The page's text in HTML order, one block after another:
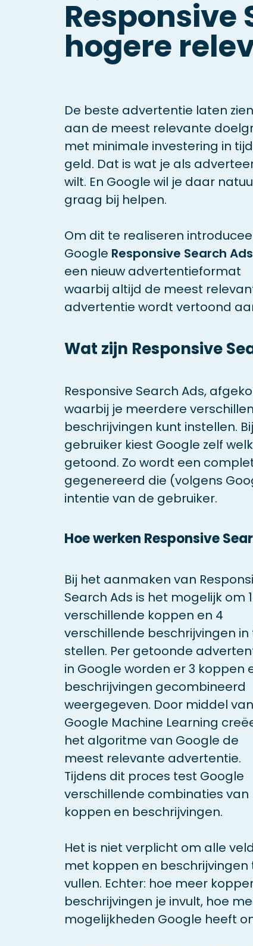
Responsive
hogere
De beste advertentie laten zien
aan de meest relevante
met minimale investering in
geld. Dat is wat je als
wilt. En Google wil je daar
graag bij helpen.
Om dit te realiseren
Google Responsive Search Ads
een nieuw advertentieformat
waarbij altijd de meest
advertentie wordt vertoond
Wat zijn Responsive
Responsive Search Ads,
waarbij je meerdere
beschrijvingen kunt instellen.
gebruiker kiest Google zelf
getoond. Zo wordt een
gegenereerd die (volgens
intentie van de gebruiker.
Hoe werken Responsive
Bij het aanmaken van
Search Ads is het mogelijk om
verschillende koppen en 4
verschillende beschrijvingen in
stellen. Per getoonde
in Google worden er 3 koppen
beschrijvingen gecombineerd
weergegeven. Door middel van
Google Machine Learning
het algoritme van Google de
meest relevante advertentie.
Tijdens dit proces test Google
verschillende combinaties van
koppen en beschrijvingen.
Het is niet verplicht om alle
met koppen en beschrijvingen
vullen. Echter: hoe meer
beschrijvingen je invult, hoe
mogelijkheden Google heeft